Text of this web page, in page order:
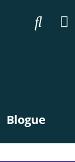
Blogue